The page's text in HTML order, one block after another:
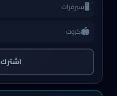
🖥️سيرفرات
🏟️كروت
اشترك